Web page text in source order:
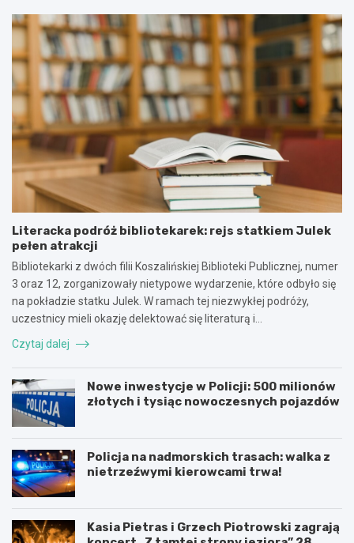
Literacka podróż bibliotekarek: rejs statkiem Julek
pełen atrakcji
Bibliotekarki z dwóch filii Koszalińskiej Biblioteki Publicznej, numer
3 oraz 12, zorganizowały nietypowe wydarzenie, które odbyło się
na pokładzie statku Julek. W ramach tej niezwykłej podróży,
uczestnicy mieli okazję delektować się literaturą i…
Czytaj dalej
Nowe inwestycje w Policji: 500 milionów
złotych i tysiąc nowoczesnych pojazdów
Policja na nadmorskich trasach: walka z
nietrzeźwymi kierowcami trwa!
Kasia Pietras i Grzech Piotrowski zagrają